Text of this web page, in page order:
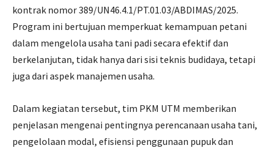
kontrak nomor 389/UN46.4.1/PT.01.03/ABDIMAS/2025.
Program ini bertujuan memperkuat kemampuan petani
dalam mengelola usaha tani padi secara efektif dan
berkelanjutan, tidak hanya dari sisi teknis budidaya, tetapi
juga dari aspek manajemen usaha.
Dalam kegiatan tersebut, tim PKM UTM memberikan
penjelasan mengenai pentingnya perencanaan usaha tani,
pengelolaan modal, efisiensi penggunaan pupuk dan